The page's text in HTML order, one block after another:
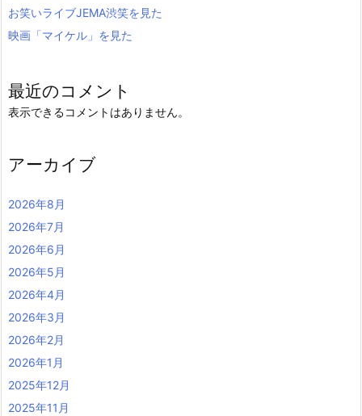
お笑いライブJEMA渋笑を見た
映画「マイケル」を見た
最近のコメント
表示できるコメントはありません。
アーカイブ
2026年8月
2026年7月
2026年6月
2026年5月
2026年4月
2026年3月
2026年2月
2026年1月
2025年12月
2025年11月